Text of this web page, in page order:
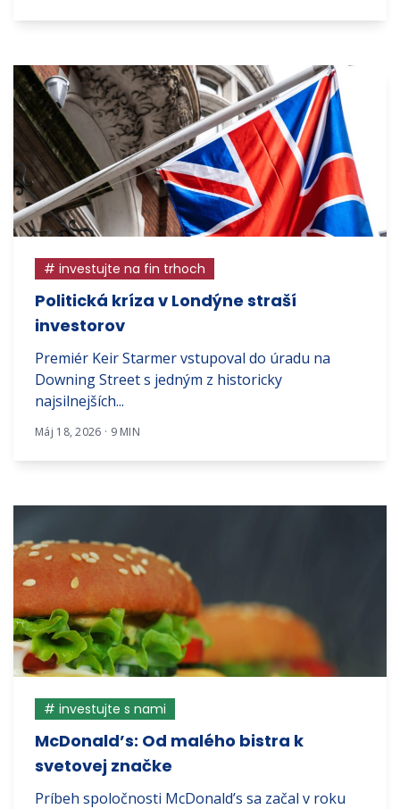
# investujte na fin trhoch
Politická kríza v Londýne straší
investorov
Premiér Keir Starmer vstupoval do úradu na
Downing Street s jedným z historicky
najsilnejších...
Máj 18, 2026 · 9 MIN
# investujte s nami
McDonald’s: Od malého bistra k
svetovej značke
Príbeh spoločnosti McDonald’s sa začal v roku